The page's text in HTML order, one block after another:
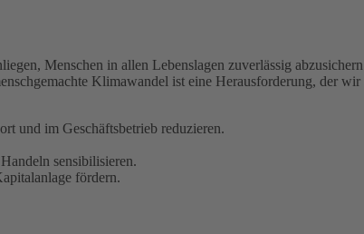
Menschen in allen Lebenslagen zuverlässig
Klimawandel ist eine Herausforderung, der
und im Geschäftsbetrieb reduzieren.
sensibilisieren.
fördern.